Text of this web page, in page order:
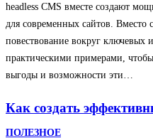
headless CMS вместе создают
для современных сайтов.
повествование вокруг
практическими примерами,
выгоды и возможности эти…
Как создать
ПОЛЕЗНОЕ